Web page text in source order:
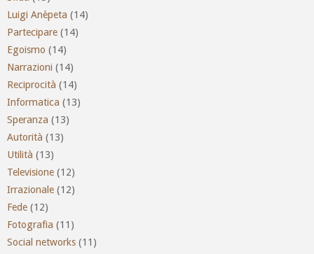
Luigi Anèpeta (14)
Partecipare (14)
Egoismo (14)
Narrazioni (14)
Reciprocità (14)
Informatica (13)
Speranza (13)
Autorità (13)
Utilità (13)
Televisione (12)
Irrazionale (12)
Fede (12)
Fotografia (11)
Social networks (11)